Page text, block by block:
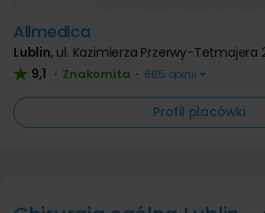
Allmedica
Lublin, ul. Kazimierza Przerwy-Tetmajera
9,1 • Znakomita • 685 opinii
Profil placówki